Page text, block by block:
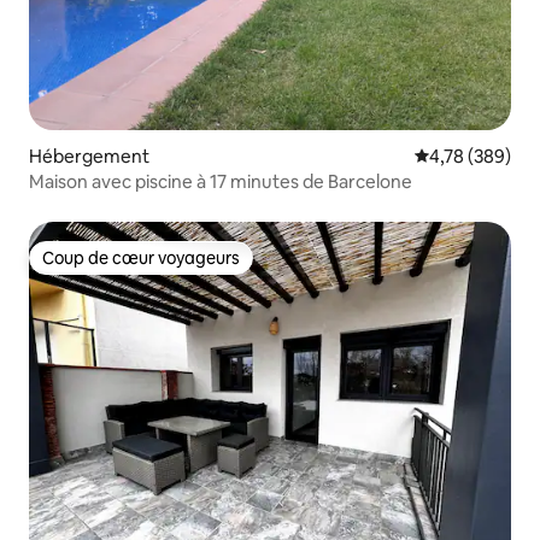
Hébergement Évaluation
4,78 (389)
Maison avec piscine à 17 minutes de Barcelone
Coup de cœur voyageurs
Coup de cœur voyageurs